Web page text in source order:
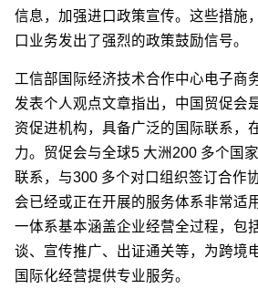
信息，加强进口政策宣传。这些措施
口业务发出了强烈的政策鼓励信号。
工信部国际经济技术合作中心电子商
发表个人观点文章指出，中国贸促会
资促进机构，具备广泛的国际联系，
力。贸促会与全球5 大洲200 多个国
联系，与300 多个对口组织签订合作
会已经或正在开展的服务体系非常适
一体系基本涵盖企业经营全过程，包
谈、宣传推广、出证通关等，为跨境
国际化经营提供专业服务。